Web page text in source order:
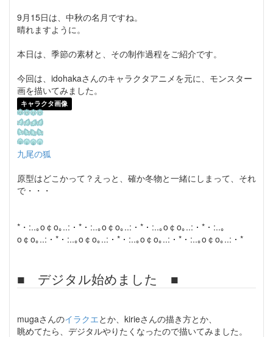
9月15日は、中秋の名月ですね。
晴れますように。
本日は、季節の素材と、その制作過程をご紹介です。
今回は、idohakaさんのキャラクタアニメを元に、モンスター
画を描いてみました。
キャラクタ画像
九尾の狐
原型はどこかって？えっと、確か冬物と一緒にしまって、それ
で・・・
*・:..｡o￠o｡..:・*・:..｡o￠o｡..:・*・:..｡o￠o｡..:・*・:..｡
o￠o｡..:・*・:..｡o￠o｡..:・*・:..｡o￠o｡..:・*・:..｡o￠o｡..:・*
■ デジタル始めました ■
mugaさんのイラクエとか、kirieさんの描き方とか、
眺めてたら、デジタルやりたくなったので描いてみました。